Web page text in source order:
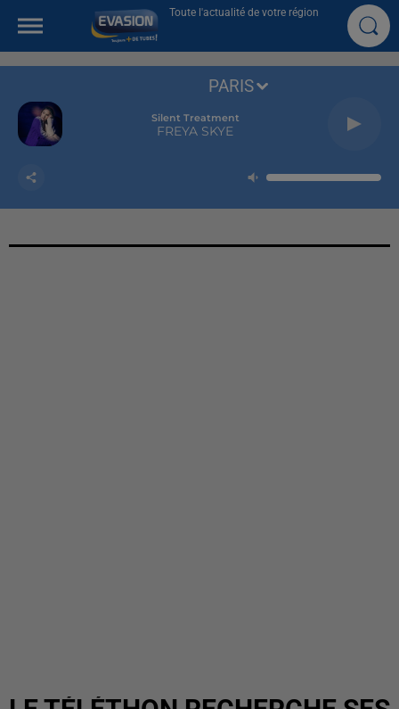
Toute l'actualité de votre région
Silent Treatment
FREYA SKYE
PARIS